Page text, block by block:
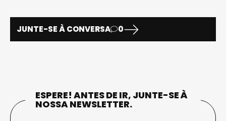
JUNTE-SE À CONVERSA 0
ESPERE! ANTES DE IR, JUNTE-SE À
NOSSA NEWSLETTER.